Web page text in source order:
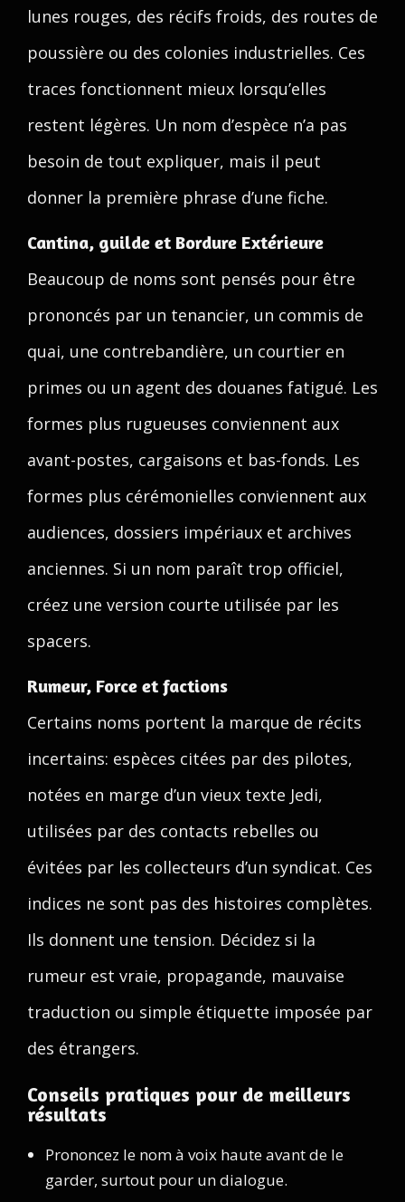
lunes rouges, des récifs froids, des routes de
poussière ou des colonies industrielles. Ces
traces fonctionnent mieux lorsqu’elles
restent légères. Un nom d’espèce n’a pas
besoin de tout expliquer, mais il peut
donner la première phrase d’une fiche.
Cantina, guilde et Bordure Extérieure
Beaucoup de noms sont pensés pour être
prononcés par un tenancier, un commis de
quai, une contrebandière, un courtier en
primes ou un agent des douanes fatigué. Les
formes plus rugueuses conviennent aux
avant-postes, cargaisons et bas-fonds. Les
formes plus cérémonielles conviennent aux
audiences, dossiers impériaux et archives
anciennes. Si un nom paraît trop officiel,
créez une version courte utilisée par les
spacers.
Rumeur, Force et factions
Certains noms portent la marque de récits
incertains: espèces citées par des pilotes,
notées en marge d’un vieux texte Jedi,
utilisées par des contacts rebelles ou
évitées par les collecteurs d’un syndicat. Ces
indices ne sont pas des histoires complètes.
Ils donnent une tension. Décidez si la
rumeur est vraie, propagande, mauvaise
traduction ou simple étiquette imposée par
des étrangers.
Conseils pratiques pour de meilleurs
résultats
Prononcez le nom à voix haute avant de le
garder, surtout pour un dialogue.